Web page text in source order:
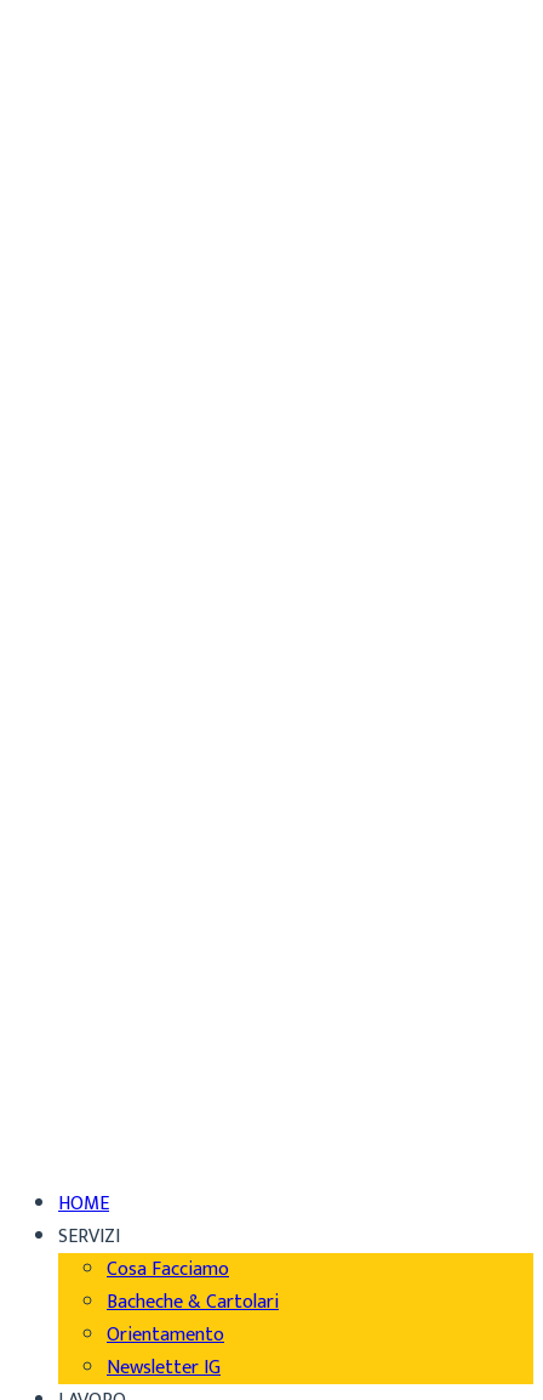
HOME
SERVIZI
Cosa Facciamo
Bacheche & Cartolari
Orientamento
Newsletter IG